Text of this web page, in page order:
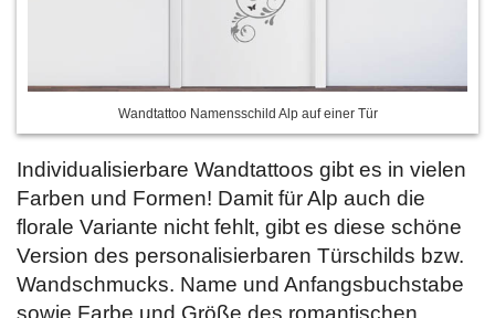
Wandtattoo Namensschild Alp auf einer Tür
Individualisierbare Wandtattoos gibt es in vielen
Farben und Formen! Damit für Alp auch die
florale Variante nicht fehlt, gibt es diese schöne
Version des personalisierbaren Türschilds bzw.
Wandschmucks. Name und Anfangsbuchstabe
sowie Farbe und Größe des romantischen